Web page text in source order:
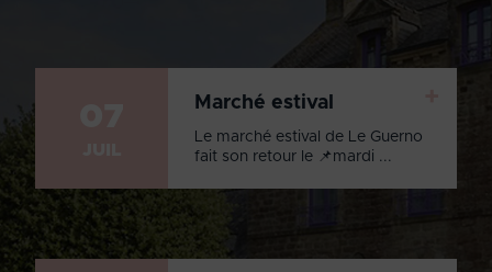
Marché estival
Le marché estival de Le Guerno
fait son retour le 📌mardi ...